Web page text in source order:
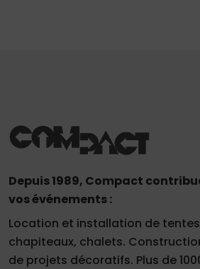
Depuis 1989, Compact
vos événements :
Location et installation de
chapiteaux, chalets.
de projets décoratifs. Plus de